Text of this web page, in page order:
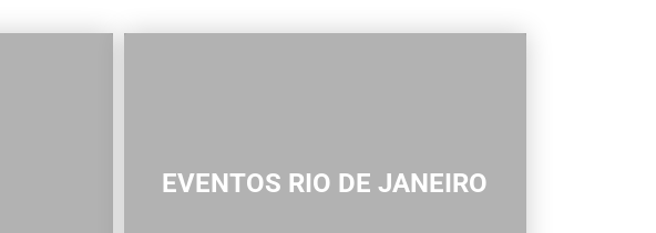
Brasília
EVENTOS RIO DE JANEIRO